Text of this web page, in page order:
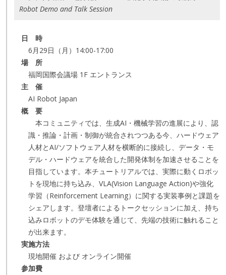
Robot Demo and Talk Session
日 時
6月29日（月）14:00-17:00
場 所
福岡国際会議場 1F エントランス
主 催
AI Robot Japan
概 要
本コミュニティでは、生成AI・機械学習の進展により、認
識・推論・計画・制御が統合されつつある今、ハードウェア
人材とAI/ソフトウェア人材を横断的に接続し、データ・モ
デル・ハードウェアを統合した開発体制を加速させることを
目指しています。本チュートリアルでは、実際に動くロボッ
トを現地に持ち込み、VLA(Vision Language Action)や強化
学習（Reinforcement Learning）に関する実装事例と課題を
シェアします。登壇者によるトークセッションに加え、持ち
込みロボットのデモ体験を通じて、先端の技術に触れること
が出来ます。
実施方法
現地開催 および オンライン開催
参加費